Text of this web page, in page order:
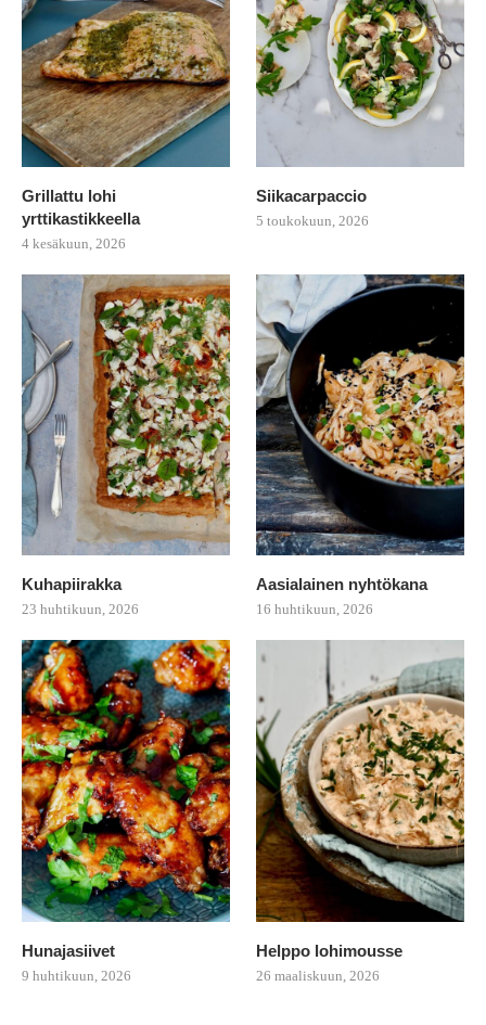
Grillattu lohi
yrttikastikkeella
4 kesäkuun, 2026
Siikacarpaccio
5 toukokuun, 2026
Kuhapiirakka
23 huhtikuun, 2026
Aasialainen nyhtökana
16 huhtikuun, 2026
Hunajasiivet
9 huhtikuun, 2026
Helppo lohimousse
26 maaliskuun, 2026